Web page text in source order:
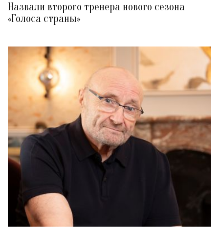
Назвали второго тренера нового сезона
«Голоса страны»